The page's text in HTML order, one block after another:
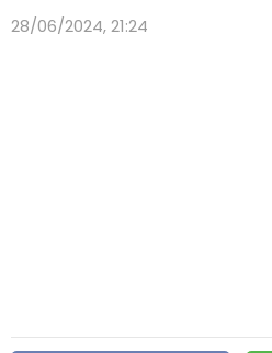
28/06/2024, 21:24